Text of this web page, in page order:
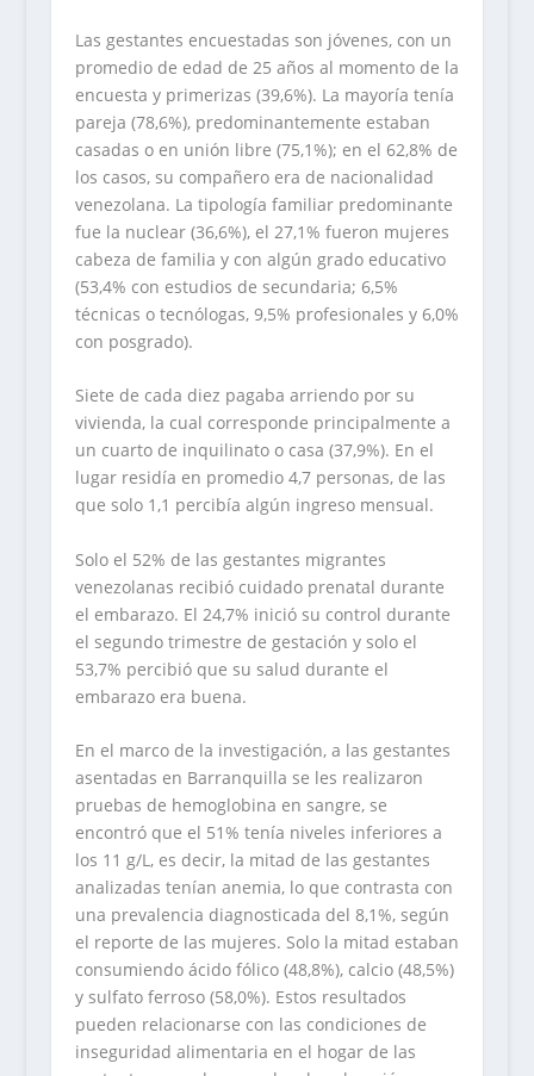
Las gestantes encuestadas son jóvenes, con un
promedio de edad de 25 años al momento de la
encuesta y primerizas (39,6%). La mayoría tenía
pareja (78,6%), predominantemente estaban
casadas o en unión libre (75,1%); en el 62,8% de
los casos, su compañero era de nacionalidad
venezolana. La tipología familiar predominante
fue la nuclear (36,6%), el 27,1% fueron mujeres
cabeza de familia y con algún grado educativo
(53,4% con estudios de secundaria; 6,5%
técnicas o tecnólogas, 9,5% profesionales y 6,0%
con posgrado).
Siete de cada diez pagaba arriendo por su
vivienda, la cual corresponde principalmente a
un cuarto de inquilinato o casa (37,9%). En el
lugar residía en promedio 4,7 personas, de las
que solo 1,1 percibía algún ingreso mensual.
Solo el 52% de las gestantes migrantes
venezolanas recibió cuidado prenatal durante
el embarazo. El 24,7% inició su control durante
el segundo trimestre de gestación y solo el
53,7% percibió que su salud durante el
embarazo era buena.
En el marco de la investigación, a las gestantes
asentadas en Barranquilla se les realizaron
pruebas de hemoglobina en sangre, se
encontró que el 51% tenía niveles inferiores a
los 11 g/L, es decir, la mitad de las gestantes
analizadas tenían anemia, lo que contrasta con
una prevalencia diagnosticada del 8,1%, según
el reporte de las mujeres. Solo la mitad estaban
consumiendo ácido fólico (48,8%), calcio (48,5%)
y sulfato ferroso (58,0%). Estos resultados
pueden relacionarse con las condiciones de
inseguridad alimentaria en el hogar de las